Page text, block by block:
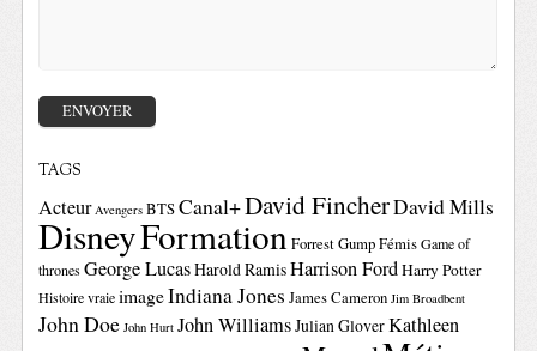
TAGS
Acteur Avengers BTSCanal+David FincherDavid Mills
DisneyFormationForrest GumpFémis Game of
thrones George LucasHarold RamisHarrison FordHarry Potter
Histoire vraie imageIndiana Jones James Cameron Jim Broadbent
John Doe John Hurt John WilliamsJulian GloverKathleen